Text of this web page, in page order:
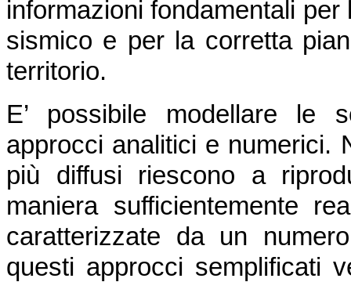
informazioni fondamentali
sismico e per la corretta
territorio.
E’ possibile modellare le
approcci analitici e numerici.
più diffusi riescono a
maniera sufficientemente
caratterizzate da un
questi approcci semplificati